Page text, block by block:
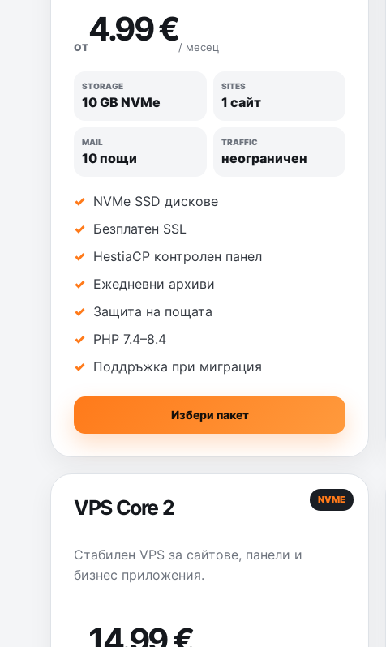
ОТ4.99 €/ месец
STORAGE
10 GB NVMe
SITES
1 сайт
MAIL
10 пощи
TRAFFIC
неограничен
NVMe SSD дискове
Безплатен SSL
HestiaCP контролен панел
Ежедневни архиви
Защита на пощата
PHP 7.4–8.4
Поддръжка при миграция
Избери пакет
NVME
VPS Core 2
Стабилен VPS за сайтове, панели и
бизнес приложения.